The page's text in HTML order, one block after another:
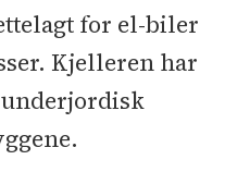
og
l Arcon
l
lBinderholz
for el-biler
Kjelleren har